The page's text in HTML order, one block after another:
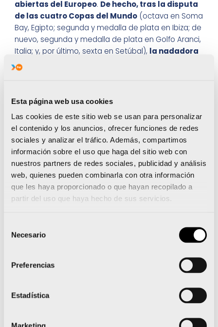
Esta página web usa cookies
Las cookies de este sitio web se usan para personalizar
el contenido y los anuncios, ofrecer funciones de redes
sociales y analizar el tráfico. Además, compartimos
información sobre el uso que haga del sitio web con
nuestros partners de redes sociales, publicidad y análisis
web, quienes pueden combinarla con otra información
que les haya proporcionado o que hayan recopilado a
partir del uso que haya hecho de sus servicios.
Necesario
Preferencias
Estadística
Marketing
abiertas del Europeo. De hecho, tras la disputa
de las cuatro Copas del Mundo (octava en Soma
Bay, Egipto; segunda y medalla de plata en Ibiza; de
nuevo, segunda y medalla de plata en Golfo Aranci,
Italia; y, por último, sexta en Setúbal), la nadadora
FER ha logrado una impresionante segunda
pruebas en la piscina. No ha podido lograrlo
directamente en el Campeonato de España de
verano, competición celebrada durante este
pasado fin de semana en Mallorca.Ángela
alcanzó las medallas de plata tanto en los
1.500m como en los 800m libre . En ninguna de las
dos distancias, pudo obtener las mínimas exigidas.
No obstante,existen muchas posibilidades de
que sea convocada para el Campeonato de
sí firmó la mínima en los 800m libre. El Nacional de
el doble
Paula González Miralles
(Valencia, 23 años) en los 200m mariposa y en
proclamaba campeona de España absoluta.
Tercer podio